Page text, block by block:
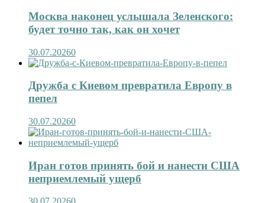
Москва наконец услышала Зеленского:
будет точно так, как он хочет
30.07.20260
Дружба с Киевом превратила Европу в
пепел
30.07.20260
Иран готов принять бой и нанести США
неприемлемый ущерб